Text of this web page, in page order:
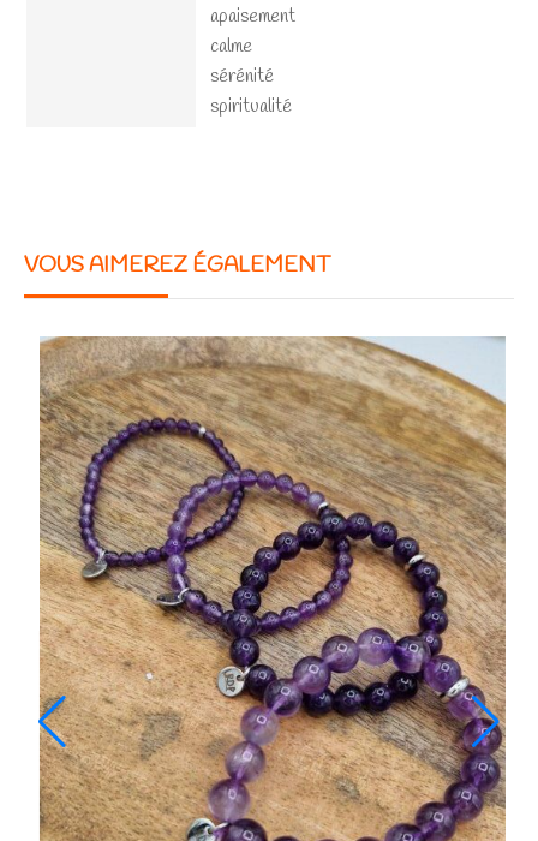
apaisement
calme
sérénité
spiritualité
VOUS AIMEREZ ÉGALEMENT